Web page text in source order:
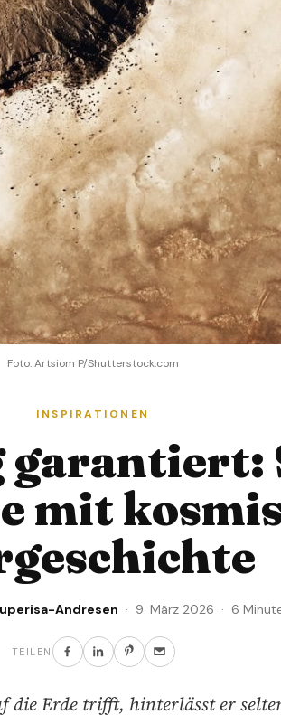
Foto: Artsiom P/Shutterstock.com
INSPIRATIONEN
garantiert:
mit
Andresen · 9. März 2026 · 6
TEILEN
die Erde trifft, hinterlässt er